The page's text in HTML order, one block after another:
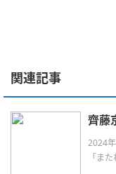
関連記事
齊藤
2024
「ま